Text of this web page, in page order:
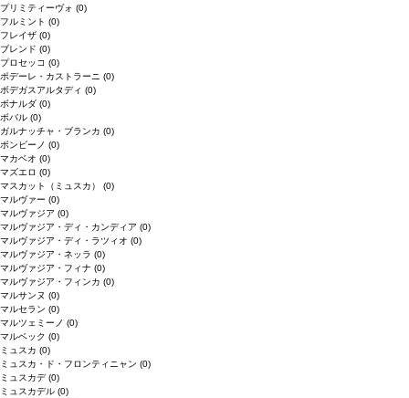
プリミティーヴォ (0)
フルミント (0)
フレイザ (0)
ブレンド (0)
プロセッコ (0)
ポデーレ・カストラーニ (0)
ボデガスアルタディ (0)
ボナルダ (0)
ボバル (0)
ガルナッチャ・ブランカ (0)
ボンビーノ (0)
マカベオ (0)
マズエロ (0)
マスカット（ミュスカ） (0)
マルヴァー (0)
マルヴァジア (0)
マルヴァジア・ディ・カンディア (0)
マルヴァジア・ディ・ラツィオ (0)
マルヴァジア・ネッラ (0)
マルヴァジア・フィナ (0)
マルヴァジア・フィンカ (0)
マルサンヌ (0)
マルセラン (0)
マルツェミーノ (0)
マルベック (0)
ミュスカ (0)
ミュスカ・ド・フロンティニャン (0)
ミュスカデ(0)
ミュスカデル (0)